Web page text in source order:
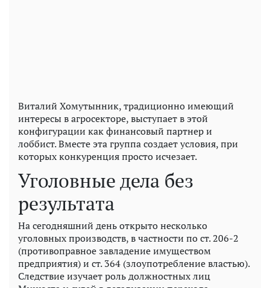
Виталий Хомутынник, традиционно имеющий
интересы в агросекторе, выступает в этой
конфигурации как финансовый партнер и
лоббист. Вместе эта группа создает условия, при
которых конкуренция просто исчезает.
Уголовные дела без
результата
На сегодняшний день открыто несколько
уголовных производств, в частности по ст. 206-2
(противоправное завладение имуществом
предприятия) и ст. 364 (злоупотребление властью).
Следствие изучает роль должностных лиц